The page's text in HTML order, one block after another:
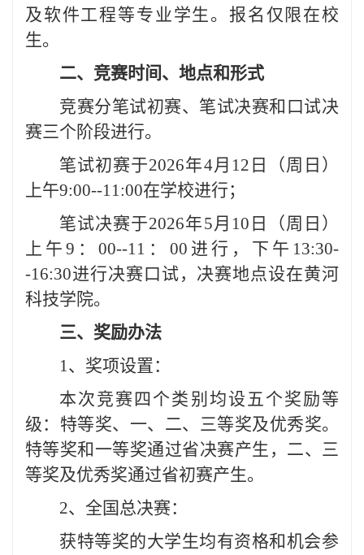
及软件工程等专业学生。报名仅限在校
生。
二、竞赛时间、地点和形式
竞赛分笔试初赛、笔试决赛和口试决
赛三个阶段进行。
笔试初赛于2026年4月12日（周日）
上午9:00--11:00在学校进行；
笔试决赛于2026年5月10日（周日）
上午9：00--11：00进行，下午13:30-
-16:30进行决赛口试，决赛地点设在黄河
科技学院。
三、奖励办法
1、奖项设置：
本次竞赛四个类别均设五个奖励等
级：特等奖、一、二、三等奖及优秀奖。
特等奖和一等奖通过省决赛产生，二、三
等奖及优秀奖通过省初赛产生。
2、全国总决赛：
获特等奖的大学生均有资格和机会参